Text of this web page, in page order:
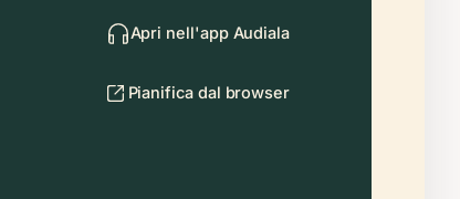
Apri nell'app Audiala
Pianifica dal browser